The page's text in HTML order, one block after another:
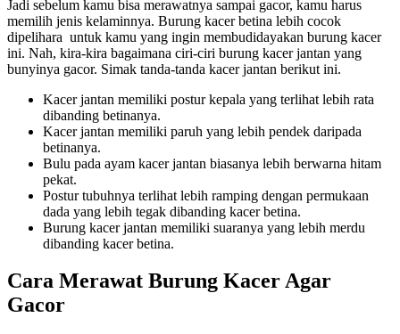
Jadi sebelum kamu bisa merawatnya sampai gacor, kamu harus
memilih jenis kelaminnya. Burung kacer betina lebih cocok
dipelihara untuk kamu yang ingin membudidayakan burung kacer
ini. Nah, kira-kira bagaimana ciri-ciri burung kacer jantan yang
bunyinya gacor. Simak tanda-tanda kacer jantan berikut ini.
Kacer jantan memiliki postur kepala yang terlihat lebih rata
dibanding betinanya.
Kacer jantan memiliki paruh yang lebih pendek daripada
betinanya.
Bulu pada ayam kacer jantan biasanya lebih berwarna hitam
pekat.
Postur tubuhnya terlihat lebih ramping dengan permukaan
dada yang lebih tegak dibanding kacer betina.
Burung kacer jantan memiliki suaranya yang lebih merdu
dibanding kacer betina.
Cara Merawat Burung Kacer Agar
Gacor